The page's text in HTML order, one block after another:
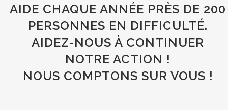
AIDE CHAQUE ANNÉE PRÈS DE 200
PERSONNES EN DIFFICULTÉ.
AIDEZ-NOUS À CONTINUER
NOTRE ACTION !
NOUS COMPTONS SUR VOUS !